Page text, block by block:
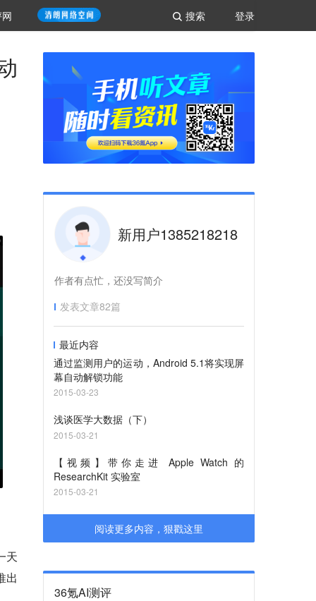
登录
搜索
天
出
新用户1385218218
作者有点忙，还没写简介
发表文章82篇
最近内容
通过监测用户的运动，Android 5.1将实现屏
幕自动解锁功能
2015-03-23
浅谈医学大数据（下）
2015-03-21
【视频】带你走进 Apple Watch 的
ResearchKit 实验室
2015-03-21
阅读更多内容，狠戳这里
36氪AI测评